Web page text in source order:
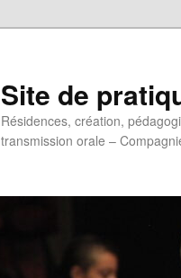
Site de
Résidences, création,
transmission orale –